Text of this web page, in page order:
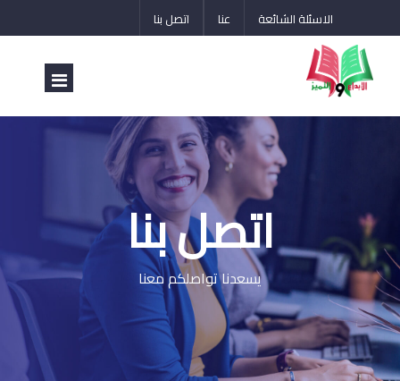
الاسئلة الشائعة عنا اتصل بنا
طريقة التسجيل
عروض خاصة
اتصل بنا
اتصل بنا
يسعدنا تواصلكم معنا